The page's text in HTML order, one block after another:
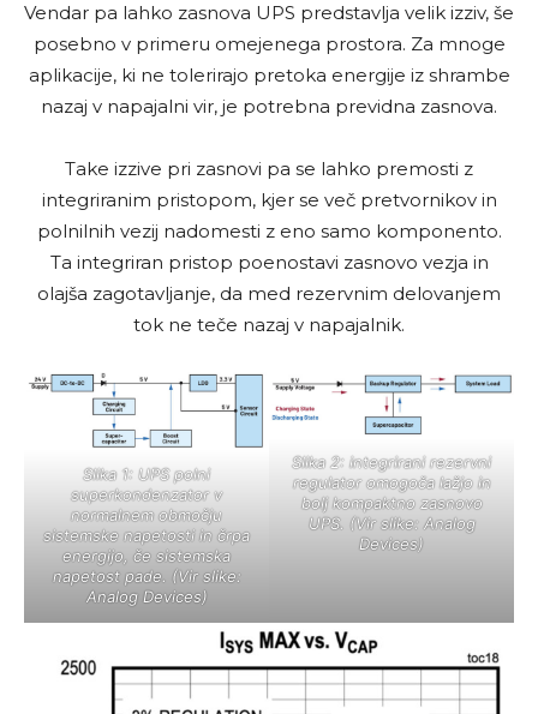
Vendar pa lahko zasnova UPS predstavlja velik izziv, še
posebno v primeru omejenega prostora. Za mnoge
aplikacije, ki ne tolerirajo pretoka energije iz shrambe
nazaj v napajalni vir, je potrebna previdna zasnova.
Take izzive pri zasnovi pa se lahko premosti z
integriranim pristopom, kjer se več pretvornikov in
polnilnih vezij nadomesti z eno samo komponento.
Ta integriran pristop poenostavi zasnovo vezja in
olajša zagotavljanje, da med rezervnim delovanjem
tok ne teče nazaj v napajalnik.
Slika 1: UPS polni
superkondenzator v
normalnem območju
sistemske napetosti in črpa
energijo, če sistemska
napetost pade. (Vir slike:
Analog Devices)
Slika 2: integrirani rezervni
regulator omogoča lažjo in
bolj kompaktno zasnovo
UPS. (Vir slike: Analog
Devices)